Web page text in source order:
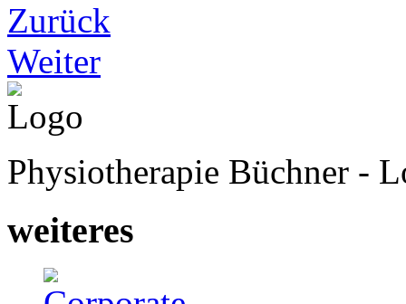
Zurück
Weiter
Physiotherapie Büchner -
weiteres